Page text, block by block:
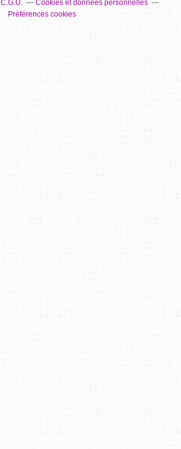
C.G.U.
Cookies et données personnelles
Préférences cookies